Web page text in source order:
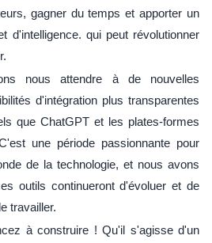
gagner du temps et apporter un
d'intelligence. qui peut révolutionner
nous attendre à de nouvelles
d'intégration plus transparentes
que ChatGPT et les plates-formes
une période passionnante pour
de la technologie, et nous avons
outils continueront d'évoluer et de
travailler.
à construire ! Qu'il s'agisse d'un